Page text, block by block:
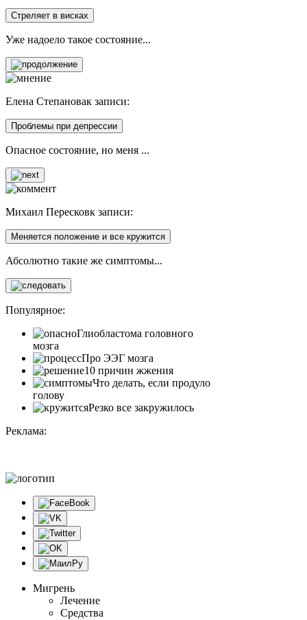
Стреляет в висках
Уже надоело такое состояние...
Елена Степановак записи:
Проблемы при депрессии
Опасное состояние, но меня ...
Михаил Пересковк записи:
Меняется положение и все кружится
Абсолютно такие же симптомы...
Популярное:
Глиобластома головного
мозга
Про ЭЭГ мозга
10 причин жжения
Что делать, если продуло
голову
Резко все закружилось
Реклама:
Мигрень
Лечение
Средства